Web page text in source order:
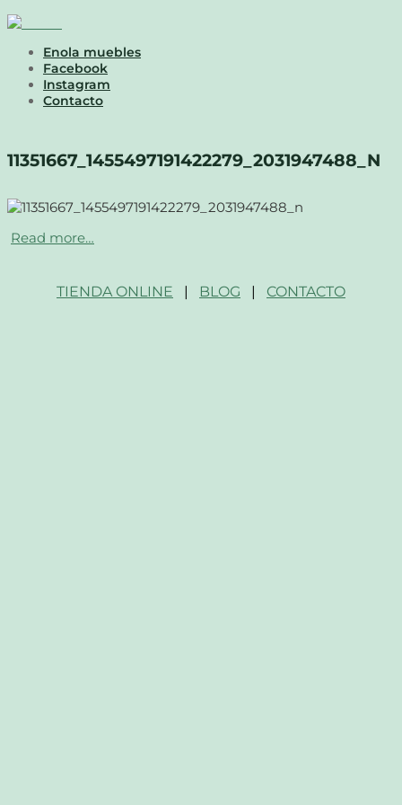
Enola muebles
Facebook
Instagram
Contacto
11351667_1455497191422279_2031947488_N
Read more…
TIENDA ONLINE | BLOG | CONTACTO